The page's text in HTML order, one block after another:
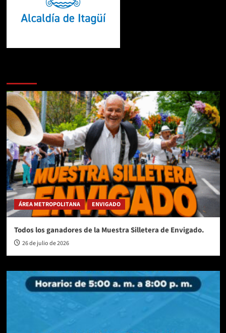
ÁREA METROPOLITANA ENVIGADO
Todos los ganadores de la Muestra Silletera de Envigado.
26 de julio de 2026